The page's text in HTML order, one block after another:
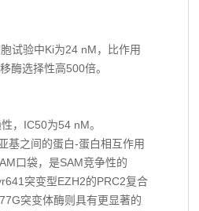
试验中Ki为24 nM，比作用
酶选择性高500倍。
，IC50为54 nM。
基之间的蛋白-蛋白相互作用
口袋，是SAM竞争性的
突变型EZH2的PRC2复合
突变体酶则具有更显著的